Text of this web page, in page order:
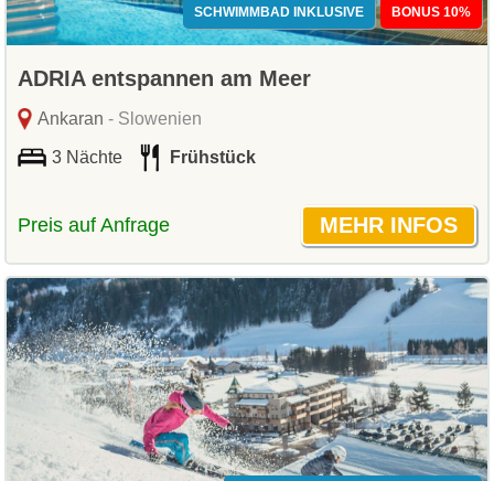
SCHWIMMBAD INKLUSIVE BONUS 10%
ADRIA entspannen am Meer
Ankaran - Slowenien
3 Nächte Frühstück
Preis auf Anfrage